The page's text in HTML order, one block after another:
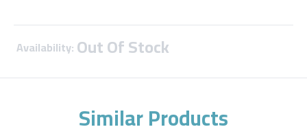
Availability: Out Of Stock
Similar Products